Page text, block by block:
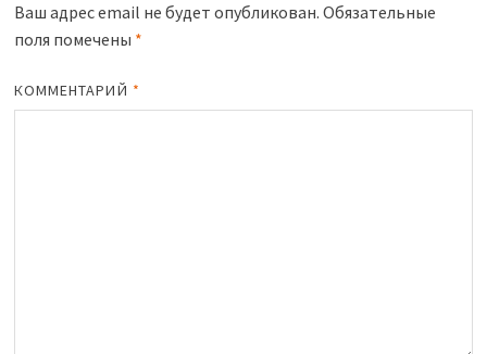
Ваш адрес email не будет опубликован. Обязательные
поля помечены *
КОММЕНТАРИЙ *